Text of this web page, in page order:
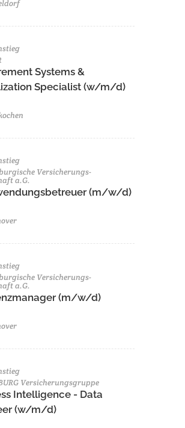
Systems &
Specialist (w/m/d)
Versicherungs-
a.G.
(m/w/d)
Versicherungs-
a.G.
(m/w/d)
Versicherungsgruppe
Intelligence - Data
(w/m/d)